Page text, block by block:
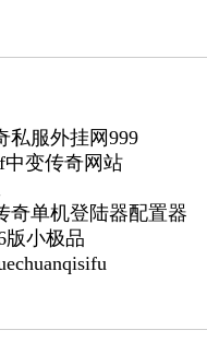
私服外挂网999
变传奇网站
奇单机登陆器配置器
版小极品